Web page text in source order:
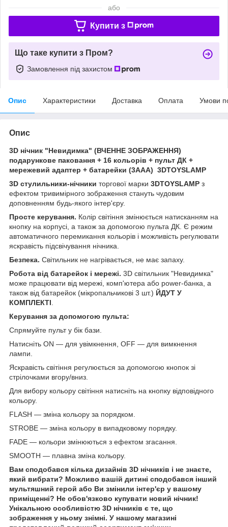
або
Купити з
Що таке купити з Пром?
Замовлення під захистом
Опис Характеристики Доставка Оплата Умови
Опис
3D нічник "Невидимка" (ВЧЕННЕ ЗОБРАЖЕННЯ)
подарункове паковання + 16 кольорів + пульт ДК +
мережевий адаптер + батарейки (3ААА) 3DTOYSLAMP
3D стулильники-нічники торгової марки 3DTOYSLAMP з
ефектом тривимірного зображення стануть чудовим
доповненням будь-якого інтер'єру.
Просте керування. Колір світіння змінюється натисканням на
кнопку на корпусі, а також за допомогою пульта ДК. Є режим
автоматичного перемикання кольорів і можливість регулювати
яскравість підсвічування нічника.
Безпека. Світильник не нагрівається, не має запаху.
Робота від батарейок і мережі. 3D світильник "Невидимка"
може працювати від мережі, комп'ютера або power-банка, а
також від батарейок (мікропальчикові 3 шт.) ЙДУТ У
КОМПЛЕКТІ
Керування за допомогою пульта:
Спрямуйте пульт у бік бази.
Натисніть ON — для увімкнення, OFF — для вимкнення
лампи.
Яскравість світіння регулюється за допомогою кнопок зі
стрілочками вгору/вниз.
Для вибору кольору світіння натисніть на кнопку відповідного
кольору.
FLASH — зміна кольору за порядком.
STROBE — зміна кольору в випадковому порядку.
FADE — кольори змінюються з ефектом згасання.
SMOOTH — плавна зміна кольору.
Вам сподобався кілька дизайнів 3D нічників і не знаєте,
який вибрати? Можливо вашій дитині сподобався інший
мультяшний герой або Ви змінили інтер'єр у вашому
приміщенні? Не обов'язково купувати новий нічник!
Унікальною особливістю 3D нічників є те, що
зображення у ньому знімні. У нашому магазині